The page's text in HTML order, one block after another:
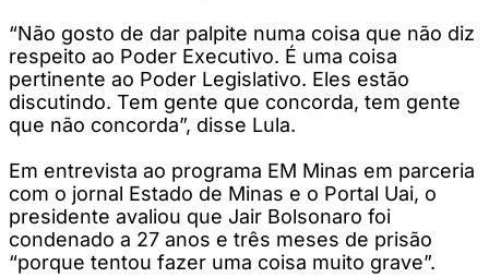
“Não gosto de dar palpite numa coisa que não diz
respeito ao Poder Executivo. É uma coisa
pertinente ao Poder Legislativo. Eles estão
discutindo. Tem gente que concorda, tem gente
que não concorda”, disse Lula.
Em entrevista ao programa EM Minas em parceria
com o jornal Estado de Minas e o Portal Uai, o
presidente avaliou que Jair Bolsonaro foi
condenado a 27 anos e três meses de prisão
“porque tentou fazer uma coisa muito grave”.